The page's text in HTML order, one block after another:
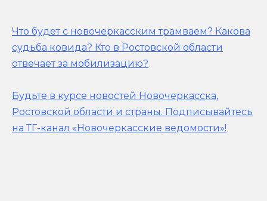
Что будет с новочеркасским трамваем? Какова
судьба ковида? Кто в Ростовской области
отвечает за мобилизацию?
Будьте в курсе новостей Новочеркасска,
Ростовской области и страны. Подписывайтесь
на ТГ-канал «Новочеркасские ведомости»!